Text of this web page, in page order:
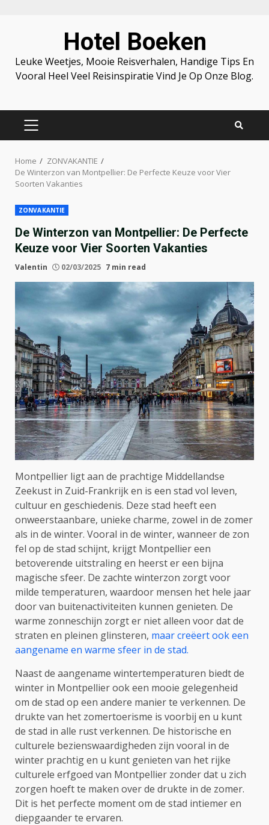
Hotel Boeken
Leuke Weetjes, Mooie Reisverhalen, Handige Tips En
Vooral Heel Veel Reisinspiratie Vind Je Op Onze Blog.
PRIMARY
Home
ZONVAKANTIE
De Winterzon van Montpellier: De Perfecte Keuze voor Vier
Soorten Vakanties
ZONVAKANTIE
De Winterzon van Montpellier: De Perfecte
Keuze voor Vier Soorten Vakanties
Valentin 02/03/2025 7 min read
Montpellier ligt aan de prachtige Middellandse
Zeekust in Zuid-Frankrijk en is een stad vol leven,
cultuur en geschiedenis. Deze stad heeft een
onweerstaanbare, unieke charme, zowel in de zomer
als in de winter. Vooral in de winter, wanneer de zon
fel op de stad schijnt, krijgt Montpellier een
betoverende uitstraling en heerst er een bijna
magische sfeer. De zachte winterzon zorgt voor
milde temperaturen, waardoor mensen het hele jaar
door van buitenactiviteiten kunnen genieten. De
warme zonneschijn zorgt er niet alleen voor dat de
straten en pleinen glinsteren, maar creëert ook een
aangename en warme sfeer in de stad.
Naast de aangename wintertemperaturen biedt de
winter in Montpellier ook een mooie gelegenheid
om de stad op een andere manier te verkennen. De
drukte van het zomertoerisme is voorbij en u kunt
de stad in alle rust verkennen. De historische en
culturele bezienswaardigheden zijn vooral in de
winter prachtig en u kunt genieten van het rijke
culturele erfgoed van Montpellier zonder dat u zich
zorgen hoeft te maken over de drukte in de zomer.
Dit is het perfecte moment om de stad intiemer en
diepgaander te ervaren.